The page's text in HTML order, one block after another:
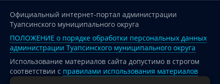
Официальный интернет-портал администрации
Туапсинского муниципального округа
ПОЛОЖЕНИЕ о порядке обработки персональных данных
администрации Туапсинского муниципального округа
Использование материалов сайта допустимо в строгом
соответствии с правилами использования материалов
опубликованных на сайте